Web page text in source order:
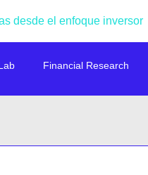
desde el enfoque inversor
Financial Research